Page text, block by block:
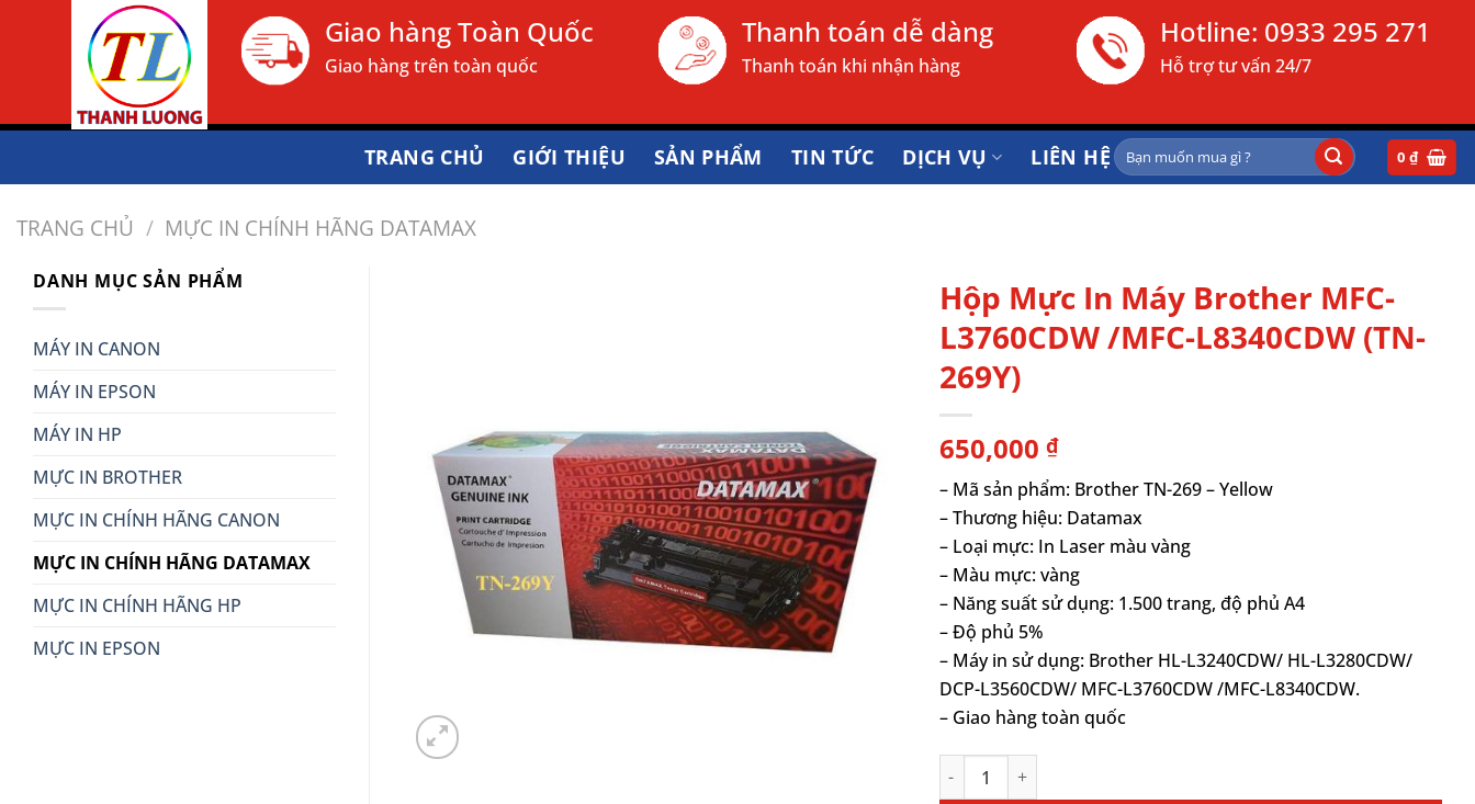
Giao hàng Toàn Quốc
Giao hàng trên toàn quốc
Thanh toán dễ dàng
Thanh toán khi nhận hàng
Hotline: 0933 295 271
Hỗ trợ tư vấn 24/7
TRANG CHỦ GIỚI THIỆU SẢN PHẨM TIN TỨC DỊCH VỤ LIÊN HỆ Tìm
kiếm:
0₫
TRANG CHỦ / MỰC IN CHÍNH HÃNG DATAMAX
DANH MỤC SẢN PHẨM
MÁY IN CANON
MÁY IN EPSON
MÁY IN HP
MỰC IN BROTHER
MỰC IN CHÍNH HÃNG CANON
MỰC IN CHÍNH HÃNG DATAMAX
MỰC IN CHÍNH HÃNG HP
MỰC IN EPSON
Hộp Mực In Máy Brother MFC-
L3760CDW /MFC-L8340CDW (TN-
269Y)
650,000 ₫
– Mã sản phẩm: Brother TN-269 – Yellow
– Thương hiệu: Datamax
– Loại mực: In Laser màu vàng
– Màu mực: vàng
– Năng suất sử dụng: 1.500 trang, độ phủ A4
– Độ phủ 5%
– Máy in sử dụng: Brother HL-L3240CDW/ HL-L3280CDW/
DCP-L3560CDW/ MFC-L3760CDW /MFC-L8340CDW.
– Giao hàng toàn quốc
Hộp Mực In Máy Brother MFC-L3760CDW /MFC-L8340CDW (TN-